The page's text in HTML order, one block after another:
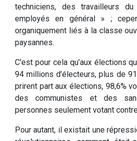
techniciens, des travailleurs
employés en général » ;
organiquement liés à la classe
paysannes.
C’est pour cela qu’aux élections
94 millions d’électeurs, plus de
prirent part aux élections, 98,6%
des communistes et des
personnes seulement votant
Pour autant, il existait une